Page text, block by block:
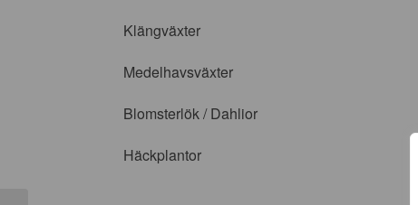
Klängväxter
Medelhavsväxter
Blomsterlök / Dahlior
Häckplantor